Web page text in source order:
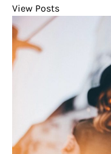
View Posts